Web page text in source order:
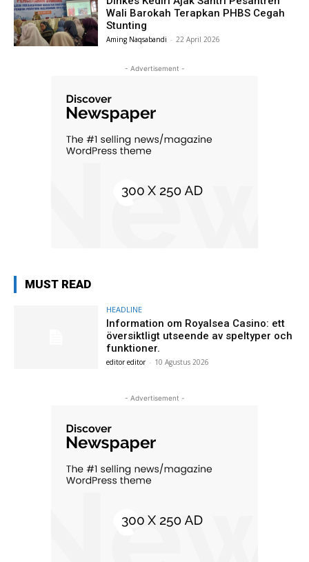
Wali Barokah Terapkan PHBS Cegah
Stunting
Aming Naqsabandi - 22 April 2026
- Advertisement -
MUST READ
HEADLINE
Information om Royalsea Casino: ett
översiktligt utseende av speltyper och
funktioner.
editor editor - 10 Agustus 2026
- Advertisement -